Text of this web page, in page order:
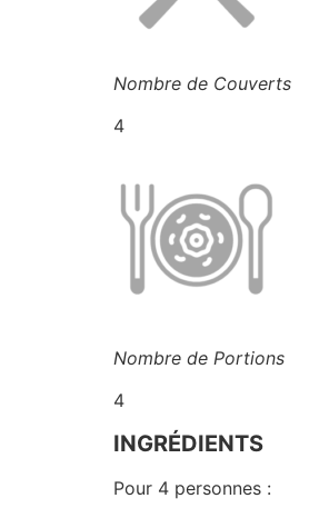
Nombre de Couverts
4
Nombre de Portions
4
INGRÉDIENTS
Pour 4 personnes :